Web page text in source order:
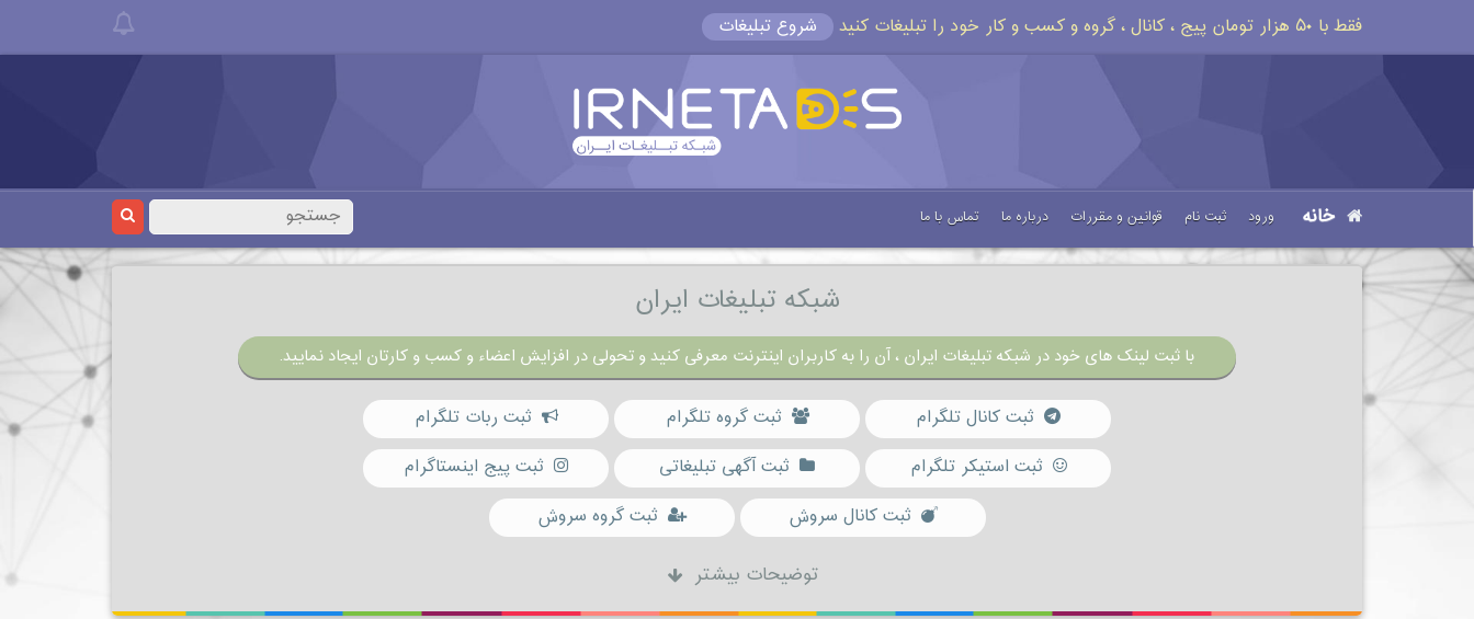
فقط با ۵۰ هزار تومان پیج ، کانال ، گروه و کسب و کار خود را تبلیغات کنید شروع تبلیغات
خانه ورود ثبت نام قوانین و مقررات درباره ما تماس با ما
شبکه تبلیغات ایران
با ثبت لینک های خود در شبکه تبلیغات ایران ، آن را به کاربران اینترنت معرفی کنید و تحولی در افزایش اعضاء و کسب و کارتان ایجاد نمایید.
ثبت کانال تلگرام ثبت گروه تلگرام
ثبت ربات تلگرام
ثبت استیکر تلگرام
ثبت آگهی تبلیغاتی
ثبت پیج اینستاگرام
ثبت کانال سروش
ثبت گروه سروش
توضیحات بیشتر